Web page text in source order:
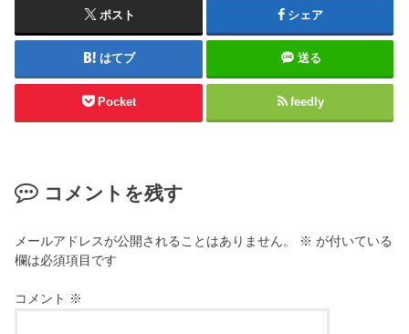
ポスト シェア
はてブ 送る
Pocket feedly
コメントを残す
メールアドレスが公開されることはありません。 ※ が付いている
欄は必須項目です
コメント ※